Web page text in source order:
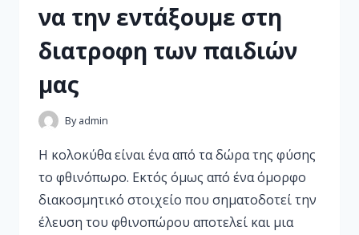
να την εντάξουμε στη
διατροφη των παιδιών
μας
By admin
Η κολοκύθα είναι ένα από τα δώρα της φύσης
το φθινόπωρο. Εκτός όμως από ένα όμορφο
διακοσμητικό στοιχείο που σηματοδοτεί την
έλευση του φθινοπώρου αποτελεί και μια